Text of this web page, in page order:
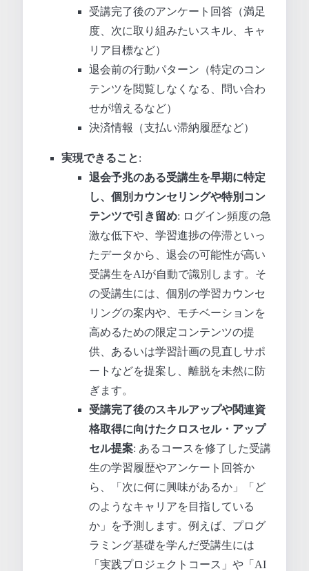
受講完了後のアンケート回答（満足
度、次に取り組みたいスキル、キャ
リア目標など）
退会前の行動パターン（特定のコン
テンツを閲覧しなくなる、問い合わ
せが増えるなど）
決済情報（支払い滞納履歴など）
実現できること:
退会予兆のある受講生を早期に特定
し、個別カウンセリングや特別コン
テンツで引き留め: ログイン頻度の急
激な低下や、学習進捗の停滞といっ
たデータから、退会の可能性が高い
受講生をAIが自動で識別します。そ
の受講生には、個別の学習カウンセ
リングの案内や、モチベーションを
高めるための限定コンテンツの提
供、あるいは学習計画の見直しサポ
ートなどを提案し、離脱を未然に防
ぎます。
受講完了後のスキルアップや関連資
格取得に向けたクロスセル・アップ
セル提案: あるコースを修了した受講
生の学習履歴やアンケート回答か
ら、「次に何に興味があるか」「ど
のようなキャリアを目指している
か」を予測します。例えば、プログ
ラミング基礎を学んだ受講生には
「実践プロジェクトコース」や「AI